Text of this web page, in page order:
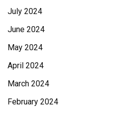
July 2024
June 2024
May 2024
April 2024
March 2024
February 2024